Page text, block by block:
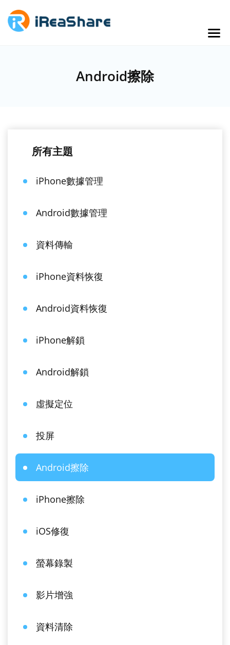
Android擦除
所有主題
iPhone數據管理
Android數據管理
資料傳輸
iPhone資料恢復
Android資料恢復
iPhone解鎖
Android解鎖
虛擬定位
投屏
Android擦除
iPhone擦除
iOS修復
螢幕錄製
影片增強
資料清除